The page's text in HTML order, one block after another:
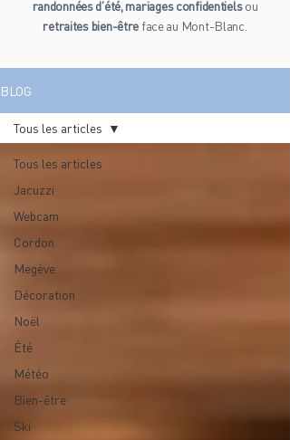
randonnées d’été, mariages confidentielsou
retraites bien-être face au Mont-Blanc.
BLOG
Tous les articles
Jacuzzi
Webcam
Cordon
Megève
Décoration
Noël
Été
Météo
Bien-être
Ski
Tous les articles